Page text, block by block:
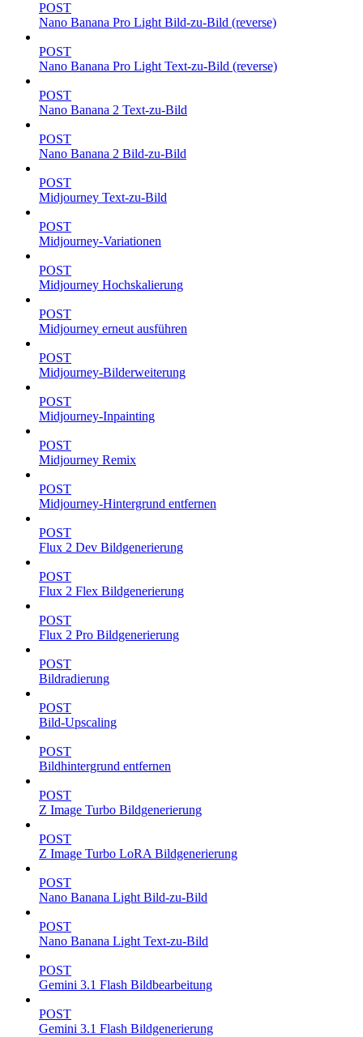
POST
Nano Banana Pro Light Bild-zu-Bild (reverse)
POST
Nano Banana Pro Light Text-zu-Bild (reverse)
POST
Nano Banana 2 Text-zu-Bild
POST
Nano Banana 2 Bild-zu-Bild
POST
Midjourney Text-zu-Bild
POST
Midjourney-Variationen
POST
Midjourney Hochskalierung
POST
Midjourney erneut ausführen
POST
Midjourney-Bilderweiterung
POST
Midjourney-Inpainting
POST
Midjourney Remix
POST
Midjourney-Hintergrund entfernen
POST
Flux 2 Dev Bildgenerierung
POST
Flux 2 Flex Bildgenerierung
POST
Flux 2 Pro Bildgenerierung
POST
Bildradierung
POST
Bild-Upscaling
POST
Bildhintergrund entfernen
POST
Z Image Turbo Bildgenerierung
POST
Z Image Turbo LoRA Bildgenerierung
POST
Nano Banana Light Bild-zu-Bild
POST
Nano Banana Light Text-zu-Bild
POST
Gemini 3.1 Flash Bildbearbeitung
POST
Gemini 3.1 Flash Bildgenerierung